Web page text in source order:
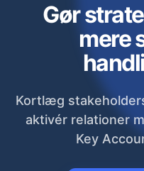
Gør
mere
Kortlæg
aktivér relationer
Key